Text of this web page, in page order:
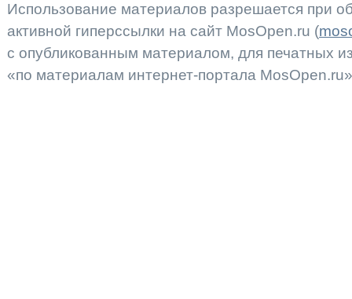
Использование материалов разрешается при
активной гиперссылки на сайт MosOpen.ru (
с опубликованным материалом, для печатных
«по материалам интернет-портала